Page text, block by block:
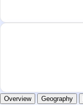
Overview Geography